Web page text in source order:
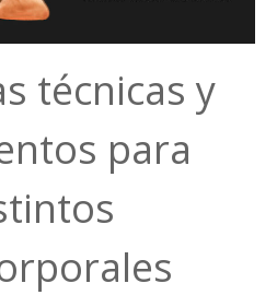
técnicas y
para